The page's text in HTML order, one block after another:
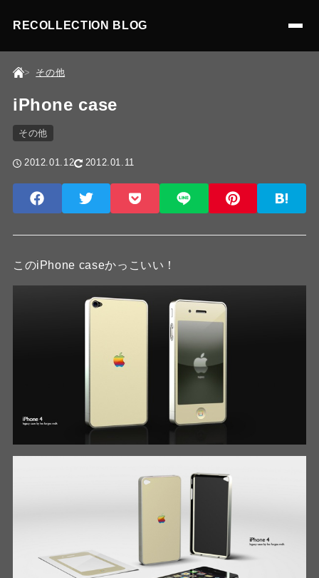
RECOLLECTION BLOG
その他
iPhone case
その他
2012.01.12 2012.01.11
このiPhone caseかっこいい！